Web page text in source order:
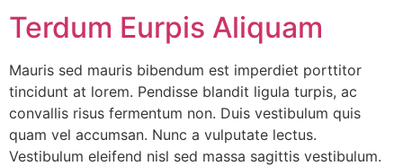
Terdum Eurpis Aliquam
Mauris sed mauris bibendum est imperdiet porttitor
tincidunt at lorem. Pendisse blandit ligula turpis, ac
convallis risus fermentum non. Duis vestibulum quis
quam vel accumsan. Nunc a vulputate lectus.
Vestibulum eleifend nisl sed massa sagittis vestibulum.